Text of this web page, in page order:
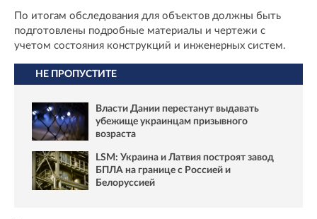
По итогам обследования для объектов должны быть
подготовлены подробные материалы и чертежи с
учетом состояния конструкций и инженерных систем.
НЕ ПРОПУСТИТЕ
Власти Дании перестанут выдавать
убежище украинцам призывного
возраста
LSM: Украина и Латвия построят завод
БПЛА на границе с Россией и
Белоруссией